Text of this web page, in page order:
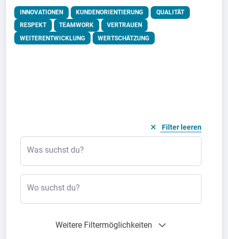
INNOVATIONEN KUNDENORIENTIERUNG
QUALITÄT
RESPEKT
TEAMWORK
VERTRAUEN
WEITERENTWICKLUNG
WERTSCHÄTZUNG
Filter leeren
Was suchst du?
Wo suchst du?
Weitere Filtermöglichkeiten